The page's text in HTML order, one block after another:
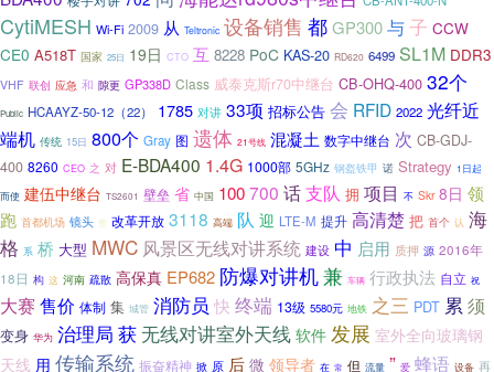
CytiMESH Wi-Fi 2009 从 Teltronic 设备销售 都GP300与子 CCW
CE0 A518T 国家 25日 19日 CTO 互 8228 PoC KAS-20 RD620 6499 SL1M DDR3
VHF 联创 应急 和 隙更 GP338D Class 威泰克斯r70中继台 CB-OHQ-400 32个
Public HCAAYZ-50-12（22） 1785 对讲 33项 招标公告 会 RFID 2022 光纤近
端机 传统 15日 800个 Gray 图 遗体 21号线 混凝土 数字中继台 次 CB-GDJ-
400 8260 CEO 之 对 E-BDA400 1.4G 1000部 5GHz 钢盔铁甲 诺 Strategy 1日起
而使 建伍中继台 TS2601 壁垒 省 中国 100700 话支队 拥 项目 不 Skr 8日 领
跑 首都机场 镜头 赞 改革开放 3118 高端 队 迎 LTE-M 提升 高清楚 把 首个 认 海
格 系 桥 大型 MWC 风景区无线对讲系统 建设 中 启用 质押 源 2016年
18日 构 这 河南 疏散 高保真 EP682 防爆对讲机兼 车辆 行政执法 自立 祝
大赛 售价 体制 集 城管 消防员 快 终端 13级 5580元 地铁 之三 PDT 累 须
变身 华为 治理局 获无线对讲室外天线 软件 发展 室外全向玻璃钢
天线 用 传输系统 振奋精神 掀 原 后 微 领导者 在 常 但 流量 ” 爱 蜂语 设备 再